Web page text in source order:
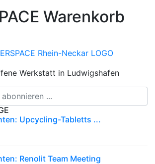
Warenkorb
Werkstatt in Ludwigshafen
Upcycling-Tabletts ...
Renolit Team Meeting